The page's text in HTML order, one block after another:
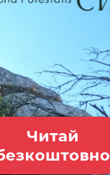
Читай